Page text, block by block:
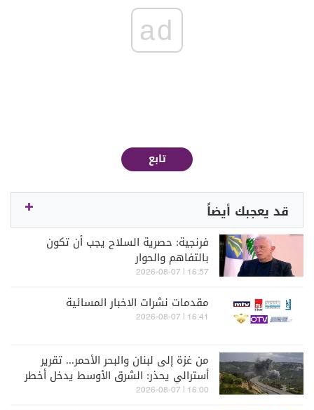
ad
تابع
قد يعجبك أيضاً
فرنجية: حصرية السلاح يجب أن تكون
بالتفاهم والحوار
16:57 | 2026-08-07
مقدمات نشرات الاخبار المسائية
16:41 | 2026-08-07
من غزة إلى لبنان والبحر الأحمر... تقرير
أسترالي يحذر: الشرق الأوسط يدخل أخطر
مراحله
16:00 | 2026-08-07